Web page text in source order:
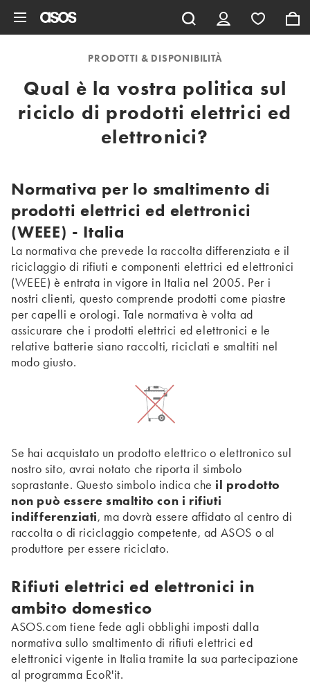
PRODOTTI & DISPONIBILITÀ
Qual è la vostra politica sul
riciclo di prodotti elettrici ed
elettronici?
Normativa per lo smaltimento di
prodotti elettrici ed elettronici
(WEEE) - Italia
La normativa che prevede la raccolta differenziata e il
riciclaggio di rifiuti e componenti elettrici ed elettronici
(WEEE) è entrata in vigore in Italia nel 2005. Per i
nostri clienti, questo comprende prodotti come piastre
per capelli e orologi. Tale normativa è volta ad
assicurare che i prodotti elettrici ed elettronici e le
relative batterie siano raccolti, riciclati e smaltiti nel
modo giusto.
Se hai acquistato un prodotto elettrico o elettronico sul
nostro sito, avrai notato che riporta il simbolo
soprastante. Questo simbolo indica che il prodotto
non può essere smaltito con i rifiuti
indifferenziati, ma dovrà essere affidato al centro di
raccolta o di riciclaggio competente, ad ASOS o al
produttore per essere riciclato.
Rifiuti elettrici ed elettronici in
ambito domestico
ASOS.com tiene fede agli obblighi imposti dalla
normativa sullo smaltimento di rifiuti elettrici ed
elettronici vigente in Italia tramite la sua partecipazione
al programma EcoR'it.